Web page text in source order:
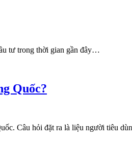
tư trong thời gian gần đây…
Quốc?
Câu hỏi đặt ra là liệu người tiêu